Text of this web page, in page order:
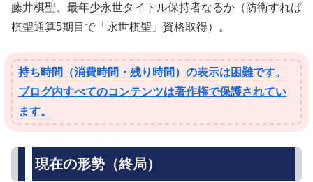
藤井棋聖、最年少永世タイトル保持者なるか（防衛すれば
棋聖通算5期目で「永世棋聖」資格取得）。
持ち時間（消費時間・残り時間）の表示は困難です。
ブログ内すべてのコンテンツは著作権で保護されてい
ます。
現在の形勢（終局）